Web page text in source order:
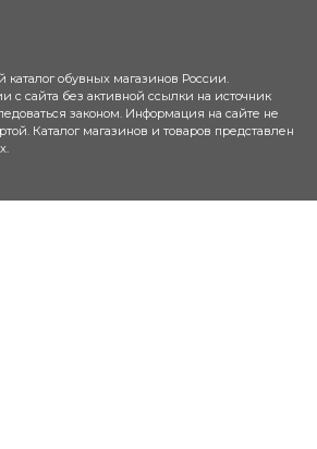
обувных магазинов России.
с сайта без активной ссылки на источник
законом. Информация на сайте не
Каталог магазинов и товаров представлен